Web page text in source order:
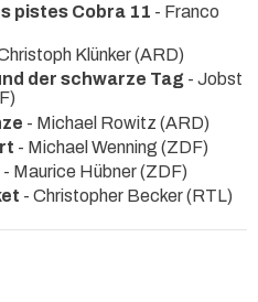
pistes Cobra 11 - Franco
Klünker (ARD)
der schwarze Tag - Jobst
- Michael Rowitz (ARD)
- Michael Wenning (ZDF)
- Maurice Hübner (ZDF)
- Christopher Becker (RTL)